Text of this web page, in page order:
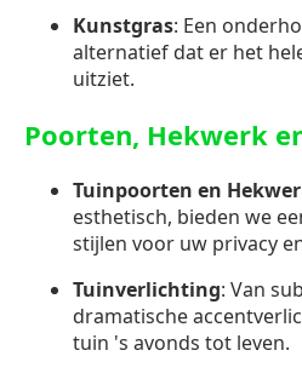
Kunstgras: Een
alternatief dat er het
uitziet.
Poorten, Hekwerk
Tuinpoorten en
esthetisch, bieden we
stijlen voor uw privacy
Tuinverlichting: Van
dramatische
tuin 's avonds tot leven.